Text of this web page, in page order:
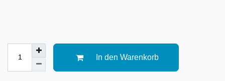
In den Warenkorb